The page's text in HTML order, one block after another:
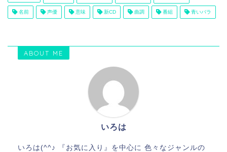
名前 声優 意味 新CD 曲調 番組 青いバラ
ABOUT ME
いろは
いろは(^^♪ 『お気に入り』を中心に 色々なジャンルの